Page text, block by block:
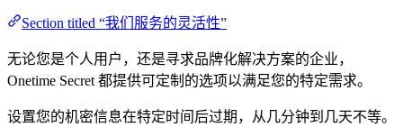
Section titled “我们服务的灵活性”
无论您是个人用户，还是寻求品牌化解决方案的企业，
Onetime Secret 都提供可定制的选项以满足您的特定需求。
设置您的机密信息在特定时间后过期，从几分钟到几天不等。